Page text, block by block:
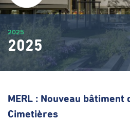
2025
2025
MERL : Nouveau bâtiment
Cimetières